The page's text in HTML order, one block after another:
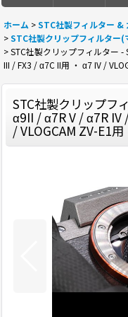
ホーム >STC社製フィルター &
>STC社製クリップフィルター
>STC社製クリップフィルター
III / FX3 / α7C II用 ・ α7 IV /
STC社製クリップフ
α9II / α7R V / α7R IV
/ VLOGCAM ZV-E1用